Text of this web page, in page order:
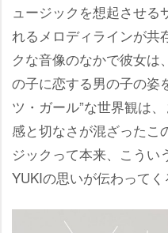
ュージックを想起させる
れるメロディラインが共
クな音像のなかで彼女は
の子に恋する男の子の姿
ツ・ガール”な世界観は
感と切なさが混ざったこ
ジックって本来、こうい
YUKIの思いが伝わってく